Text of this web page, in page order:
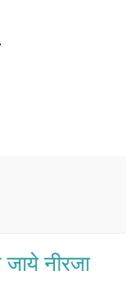
नीरजा